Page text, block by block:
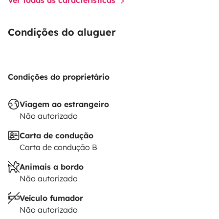
Condições do aluguer
Condições do proprietário
Viagem ao estrangeiro
Não autorizado
Carta de condução
Carta de condução B
Animais a bordo
Não autorizado
Veículo fumador
Não autorizado